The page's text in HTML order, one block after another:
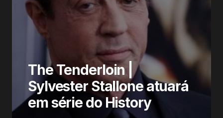
The Tenderloin |
Sylvester Stallone atuará
em série do History